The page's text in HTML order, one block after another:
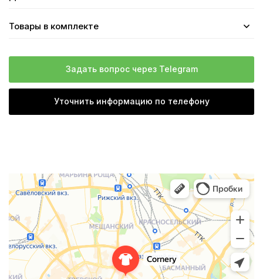
Товары в комплекте
Задать вопрос через Telegram
Уточнить информацию по телефону